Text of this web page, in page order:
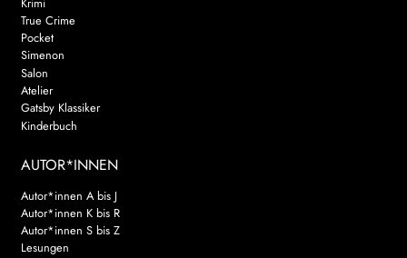
True Crime
Pocket
Simenon
Salon
Atelier
Gatsby Klassiker
Kinderbuch
AUTOR*INNEN
Autor*innen A bis J
Autor*innen K bis R
Autor*innen S bis Z
Lesungen